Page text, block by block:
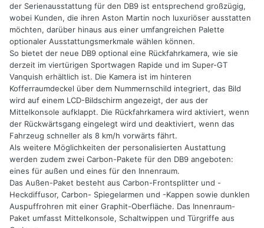
der Serienausstattung für den DB9 ist entsprechend großzügig,
wobei Kunden, die ihren Aston Martin noch luxuriöser ausstatten
möchten, darüber hinaus aus einer umfangreichen Palette
optionaler Ausstattungsmerkmale wählen können.
So bietet der neue DB9 optional eine Rückfahrkamera, wie sie
derzeit im viertürigen Sportwagen Rapide und im Super-GT
Vanquish erhältlich ist. Die Kamera ist im hinteren
Kofferraumdeckel über dem Nummernschild integriert, das Bild
wird auf einem LCD-Bildschirm angezeigt, der aus der
Mittelkonsole aufklappt. Die Rückfahrkamera wird aktiviert, wenn
der Rückwärtsgang eingelegt wird und deaktiviert, wenn das
Fahrzeug schneller als 8 km/h vorwärts fährt.
Als weitere Möglichkeiten der personalisierten Austattung
werden zudem zwei Carbon-Pakete für den DB9 angeboten:
eines für außen und eines für den Innenraum.
Das Außen-Paket besteht aus Carbon-Frontsplitter und -
Heckdiffusor, Carbon- Spiegelarmen und -Kappen sowie dunklen
Auspuffrohren mit einer Graphit-Oberfläche. Das Innenraum-
Paket umfasst Mittelkonsole, Schaltwippen und Türgriffe aus